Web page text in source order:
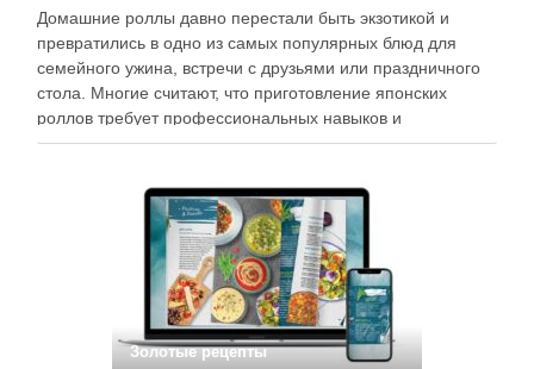
Домашние роллы давно перестали быть экзотикой и
превратились в одно из самых популярных блюд для
семейного ужина, встречи с друзьями или праздничного
стола. Многие считают, что приготовление японских
роллов требует профессиональных навыков и
специального оборудования, однако на практике сделать
кухне. Главное — …
Золотые рецепты